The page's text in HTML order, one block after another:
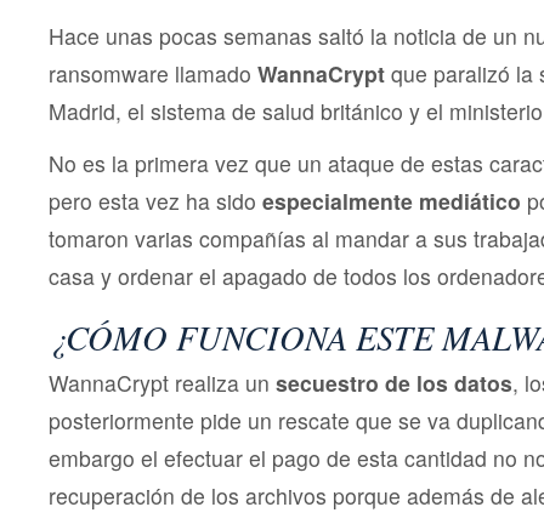
Hace unas pocas semanas saltó la noticia de un
ransomware llamado WannaCrypt que paralizó la
Madrid, el sistema de salud británico y el
No es la primera vez que un ataque de estas
pero esta vez ha sido especialmente mediático
tomaron varias compañías al mandar a sus
casa y ordenar el apagado de todos los
¿CÓMO FUNCIONA ESTE
WannaCrypt realiza un secuestro de los datos,
posteriormente pide un rescate que se va
embargo el efectuar el pago de esta cantidad no
recuperación de los archivos porque además de